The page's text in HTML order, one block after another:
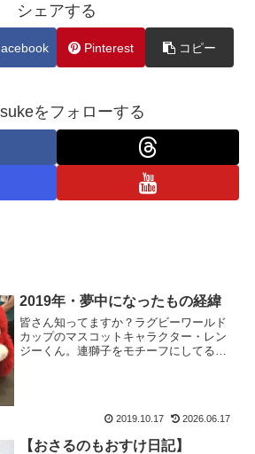
シェアする
Pinterest コピー
をフォローする
2019年・夢中になったもの経緯
皆さん知ってますか？ラグビーワールド
カップのマスコットキャラクター・レン
ジーくん。連獅子をモチーフにしてると
2019.10.17 2026.06.17
【おさるのもおすけ日記】